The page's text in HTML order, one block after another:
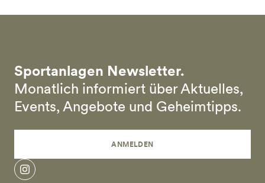
Sportanlagen Newsletter.
Monatlich informiert über Aktuelles,
Events, Angebote und Geheimtipps.
ANMELDEN
instagram